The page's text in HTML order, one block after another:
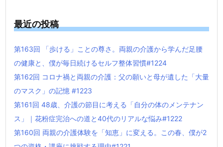
最近の投稿
第163回 「歩ける」ことの尊さ。両親の介護から学んだ足腰
の健康と、僕が毎日続けるセルフ整体習慣#1224
第162回 コロナ禍と両親の介護：父の願いと母が遺した「大量
のマスク」の記憶 #1223
第161回 48歳、介護の節目に考える「自分の体のメンテナン
ス」｜花粉症完治への道と40代のリアルな悩み#1222
第160回 両親の介護体験を「知恵」に変える。この春、僕が2